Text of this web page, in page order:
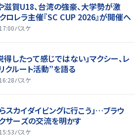
賀U18、台湾の強豪、大学勢が激
ロレラ主催『SC CUP 2026』が開催へ
バスケ
得したって感じではない」マクシー、レ
クルート活動”を語る
バスケ
スカイダイビングに行こう」…ブラウ
サーズの交流を明かす
バスケ